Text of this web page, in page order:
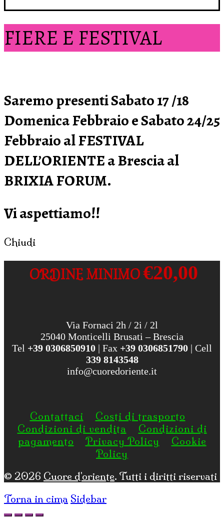
FIERE E FESTIVAL
Saremo presenti Sabato 17 /18
Domenica Febbraio e Sabato 24/25
Febbraio al FESTIVAL
DELL’ORIENTE a Brescia al
BRIXIA FORUM.
Vi aspettiamo!!
Chiudi
ORDINE MINIMO€20,00
Via Fornaci 2h / 2i / 2l
25040 Monticelli Brusati – Brescia
Tel +39 0306850910 | Fax +39 0306851790 | Cell
339 8143548
info@cuoredoriente.it
Contattaci
Costi di trasporto
Condizioni di vendita
Condizioni di
pagamento
Privacy Policy
Cookie
Policy
© 2026 Cuore d'oriente. Tutti i diritti riservati
Torna in cima Sidebar